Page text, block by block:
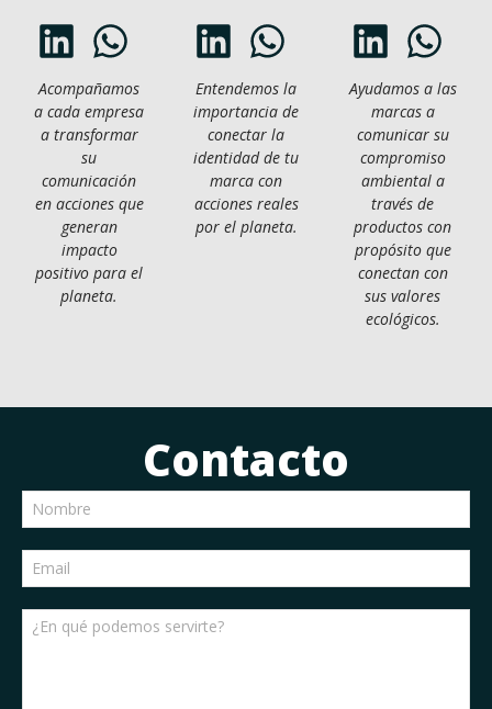
Acompañamos
a cada empresa
a transformar
su
comunicación
en acciones que
generan
impacto
positivo para el
planeta.
Entendemos la
importancia de
conectar la
identidad de tu
marca con
acciones reales
por el planeta.
Ayudamos a las
marcas a
comunicar su
compromiso
ambiental a
través de
productos con
propósito que
conectan con
sus valores
ecológicos.
Contacto